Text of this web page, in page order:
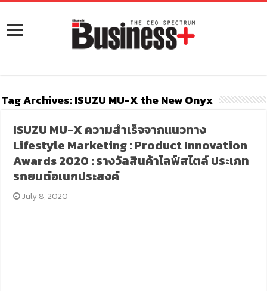
Tag Archives:ISUZU MU-X the New Onyx
ISUZU MU-X ความสำเร็จจากแนวทาง
Lifestyle Marketing : Product Innovation
Awards 2020 : รางวัลสินค้าไลฟ์สไตล์ ประเภท
รถยนต์อเนกประสงค์
July 8, 2020